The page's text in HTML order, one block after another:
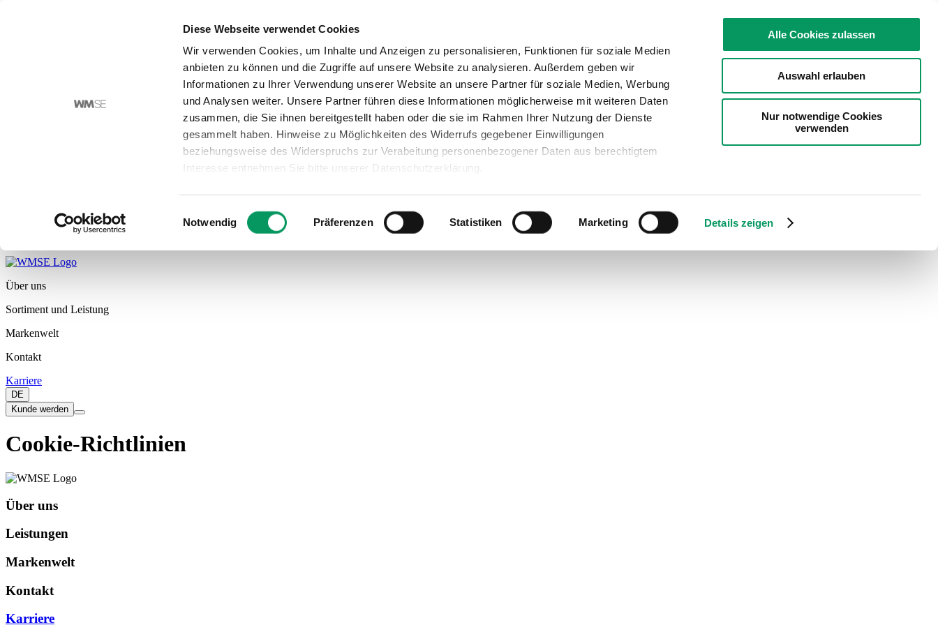
Diese Webseite verwendet Cookies
Wir verwenden Cookies, um Inhalte und Anzeigen zu personalisieren, Funktionen für soziale Medien
anbieten zu können und die Zugriffe auf unsere Website zu analysieren. Außerdem geben wir
Informationen zu Ihrer Verwendung unserer Website an unsere Partner für soziale Medien, Werbung
und Analysen weiter. Unsere Partner führen diese Informationen möglicherweise mit weiteren Daten
zusammen, die Sie ihnen bereitgestellt haben oder die sie im Rahmen Ihrer Nutzung der Dienste
gesammelt haben. Hinweise zu Möglichkeiten des Widerrufs gegebener Einwilligungen
beziehungsweise des Widerspruchs zur Verabeitung personenbezogener Daten aus berechtigtem
Interesse entnehmen Sie bitte unserer Datenschutzerklärung.
Mit Click auf den Button „Cookies zulassen“ willigen Sie zugleich gem. Artikel 49 Abs. 1 Satz 1 lit a) EU-
DSGVO darin ein, dass Ihre Daten in die USA übermittelt werden. Das dortige Datenschutz-Niveau wird
Einwilligungsauswahl
Notwendig Präferenzen Statistiken Marketing Details zeigen
Alle Cookies zulassen
Auswahl erlauben
Nur notwendige Cookies
verwenden
Über uns
Sortiment und Leistung
Markenwelt
Kontakt
Karriere
DE
Kunde werden
Cookie-Richtlinien
Über uns
Leistungen
Markenwelt
Kontakt
Karriere